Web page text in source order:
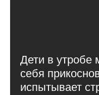
Дети в утробе
себя
испытывает